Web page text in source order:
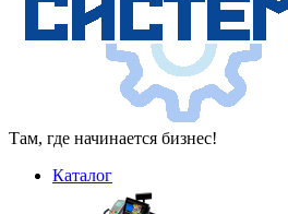
Там, где начинается бизнес!
Каталог